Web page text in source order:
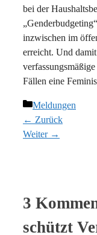
bei der
inzwischen im
erreicht. Und
Fällen eine
Kategorien
Meldungen
← Zurück
Weiter →
3
schützt